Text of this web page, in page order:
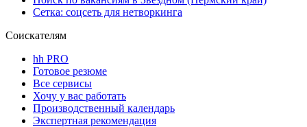
Сетка: соцсеть для нетворкинга
Соискателям
hh PRO
Готовое резюме
Все сервисы
Хочу у вас работать
Производственный календарь
Экспертная рекомендация